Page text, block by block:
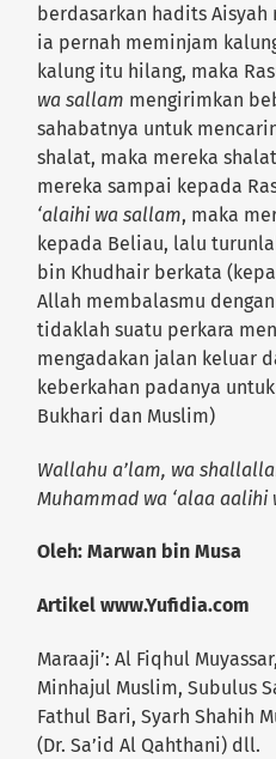
berdasarkan hadits Aisyah
ia pernah meminjam
kalung itu hilang, maka
wa sallam mengirimkan
sahabatnya untuk
shalat, maka mereka
mereka sampai kepada
‘alaihi wa sallam, maka
kepada Beliau, lalu
bin Khudhair berkata
Allah membalasmu
tidaklah suatu perkara
mengadakan jalan keluar
keberkahan padanya
Bukhari dan Muslim)
Wallahu a’lam, wa
Muhammad wa ‘alaa
Oleh: Marwan bin Musa
Artikel www.Yufidia.com
Maraaji’: Al Fiqhul
Minhajul Muslim, Subulus
Fathul Bari, Syarh Shahih
(Dr. Sa’id Al Qahthani) dll.